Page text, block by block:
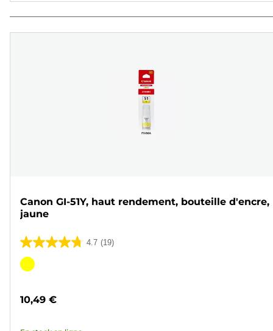
Canon GI-51Y, haut rendement, bouteille d'encre,
jaune
4.7 (19)
4.7
sur
19
Cartouche
10,49 €